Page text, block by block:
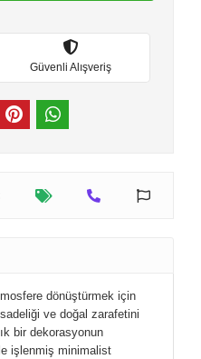
Güvenli Alışveriş
dönüştürmek için
ve doğal zarafetini
bir dekorasyonun
işlenmiş minimalist